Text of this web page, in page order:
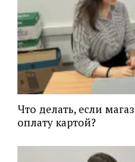
Что делать, если
оплату картой?